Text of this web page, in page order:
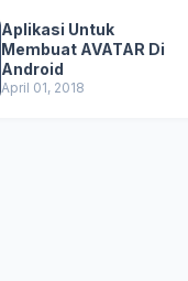
Aplikasi Untuk
Membuat AVATAR Di
Android
April 01, 2018